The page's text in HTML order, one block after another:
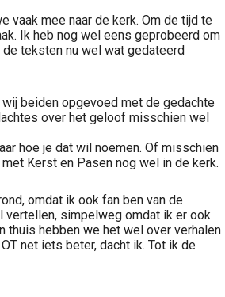
vaak mee naar de kerk. Om de tijd te
Ik heb nog wel eens geprobeerd om
teksten nu wel wat gedateerd
beiden opgevoed met de gedachte
over het geloof misschien wel
hoe je dat wil noemen. Of misschien
Kerst en Pasen nog wel in de kerk.
omdat ik ook fan ben van de
vertellen, simpelweg omdat ik er ook
thuis hebben we het wel over verhalen
net iets beter, dacht ik. Tot ik de